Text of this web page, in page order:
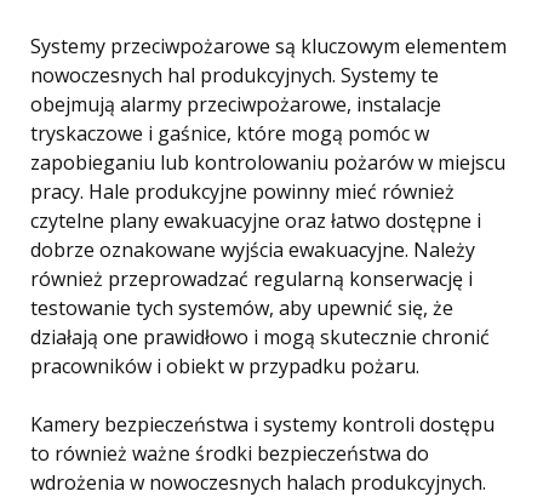
Systemy przeciwpożarowe są kluczowym elementem
nowoczesnych hal produkcyjnych. Systemy te
obejmują alarmy przeciwpożarowe, instalacje
tryskaczowe i gaśnice, które mogą pomóc w
zapobieganiu lub kontrolowaniu pożarów w miejscu
pracy. Hale produkcyjne powinny mieć również
czytelne plany ewakuacyjne oraz łatwo dostępne i
dobrze oznakowane wyjścia ewakuacyjne. Należy
również przeprowadzać regularną konserwację i
testowanie tych systemów, aby upewnić się, że
działają one prawidłowo i mogą skutecznie chronić
pracowników i obiekt w przypadku pożaru.
Kamery bezpieczeństwa i systemy kontroli dostępu
to również ważne środki bezpieczeństwa do
wdrożenia w nowoczesnych halach produkcyjnych.